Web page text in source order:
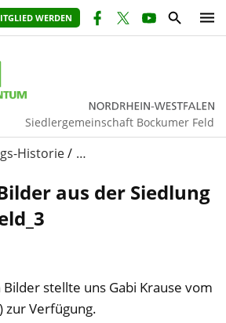
WERDEN
Siedlergemeinschaft Bockumer Feld
Historie …
aus der Siedlung
stellte uns Gabi Krause vom
zur Verfügung.